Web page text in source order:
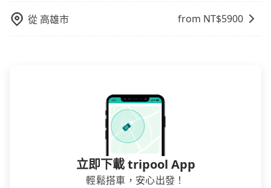
從 高雄市 from NT$5900
立即下載 tripool App
輕鬆搭車，安心出發！